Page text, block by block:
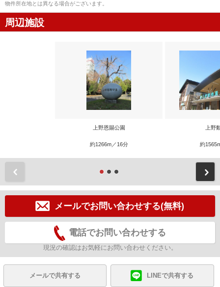
物件所在地とは異なる場合がございます。
周辺施設
上野恩賜公園
約1266m／16分
上野
約
メールでお問い合わせする(無料)
電話でお問い合わせする
現況の確認はお気軽にお問い合わせください。
メールで共有する LINEで共有する